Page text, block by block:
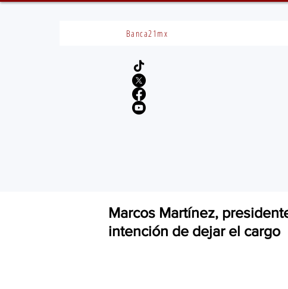
Banca21mx
Marcos Martínez,
intención de dejar el cargo